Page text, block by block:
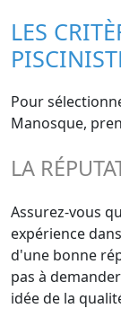
LES
Pour
Manosque,
LA
Assurez-vous
expérience
d'une bonne
pas à
idée de la